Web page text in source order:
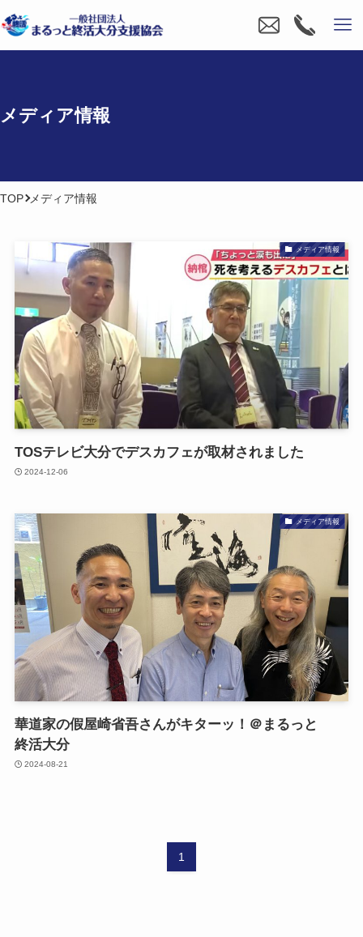
メディア情報
TOP メディア情報
メディア情報
TOSテレビ大分で​デスカフェが​取材されました
2024-12-06
メディア情報
華道家の​假屋崎省吾さんが​キターッ！​＠まるっと​
終活大分
2024-08-21
1